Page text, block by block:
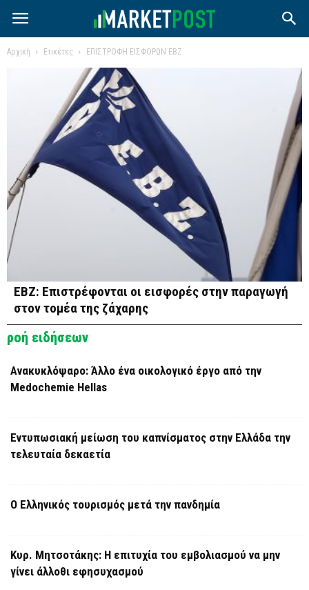
Αρχική Ετικέτες ΕΠΙΣΤΡΟΦΗ ΕΙΣΦΟΡΩΝ ΕΒΖ
EBZ: Επιστρέφονται οι εισφορές στην παραγωγή
στον τομέα της ζάχαρης
ροή ειδήσεων
Ανακυκλόψαρο: Άλλο ένα οικολογικό έργο από την
Medochemie Hellas
Εντυπωσιακή μείωση του καπνίσματος στην Ελλάδα την
τελευταία δεκαετία
Ο Ελληνικός τουρισμός μετά την πανδημία
Κυρ. Μητσοτάκης: Η επιτυχία του εμβολιασμού να μην
γίνει άλλοθι εφησυχασμού